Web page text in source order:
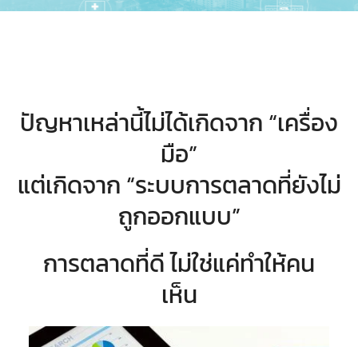
ปัญหาเหล่านี้ไม่ได้เกิดจาก “เครื่อง
มือ”
แต่เกิดจาก “ระบบการตลาดที่ยังไม่
ถูกออกแบบ”
การตลาดที่ดี ไม่ใช่แค่ทำให้คน
เห็น